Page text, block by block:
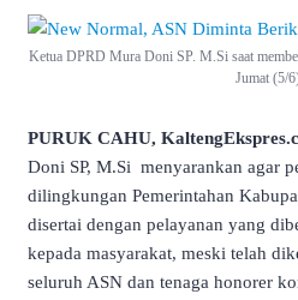
Ketua DPRD Mura Doni SP. M.Si saat
Jumat (5/
PURUK CAHU,
Doni SP, M.Si menyarankan agar
dilingkungan Pemerintahan
disertai dengan pelayanan yang
kepada masyarakat, meski telah
seluruh ASN dan tenaga honorer